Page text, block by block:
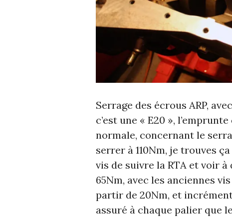
Serrage des écrous ARP,
c’est une « E20 »,
normale, concernant le
serrer à 110Nm, je trouves
vis de suivre la RTA et voir
65Nm, avec les anciennes
partir de 20Nm, et
assuré à chaque palier que